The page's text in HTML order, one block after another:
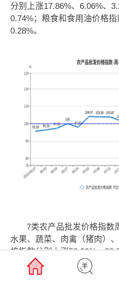
分别上涨17.86%、6.06%、
0.74%；粮食和食用油价格指
0.28%。
7类农产品批发价格指数
水果、蔬菜、肉禽（猪肉）
格指数分别上涨53.29%、
35.8%（66.59%）、15.36%
品价格指数下降9.7%。